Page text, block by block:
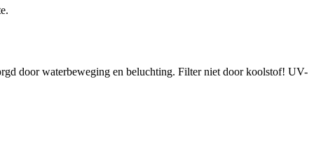
door waterbeweging en beluchting. Filter niet door koolstof! UV-